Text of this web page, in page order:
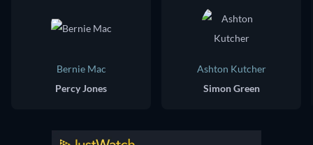
Bernie Mac
Percy Jones
Ashton Kutcher
Simon Green